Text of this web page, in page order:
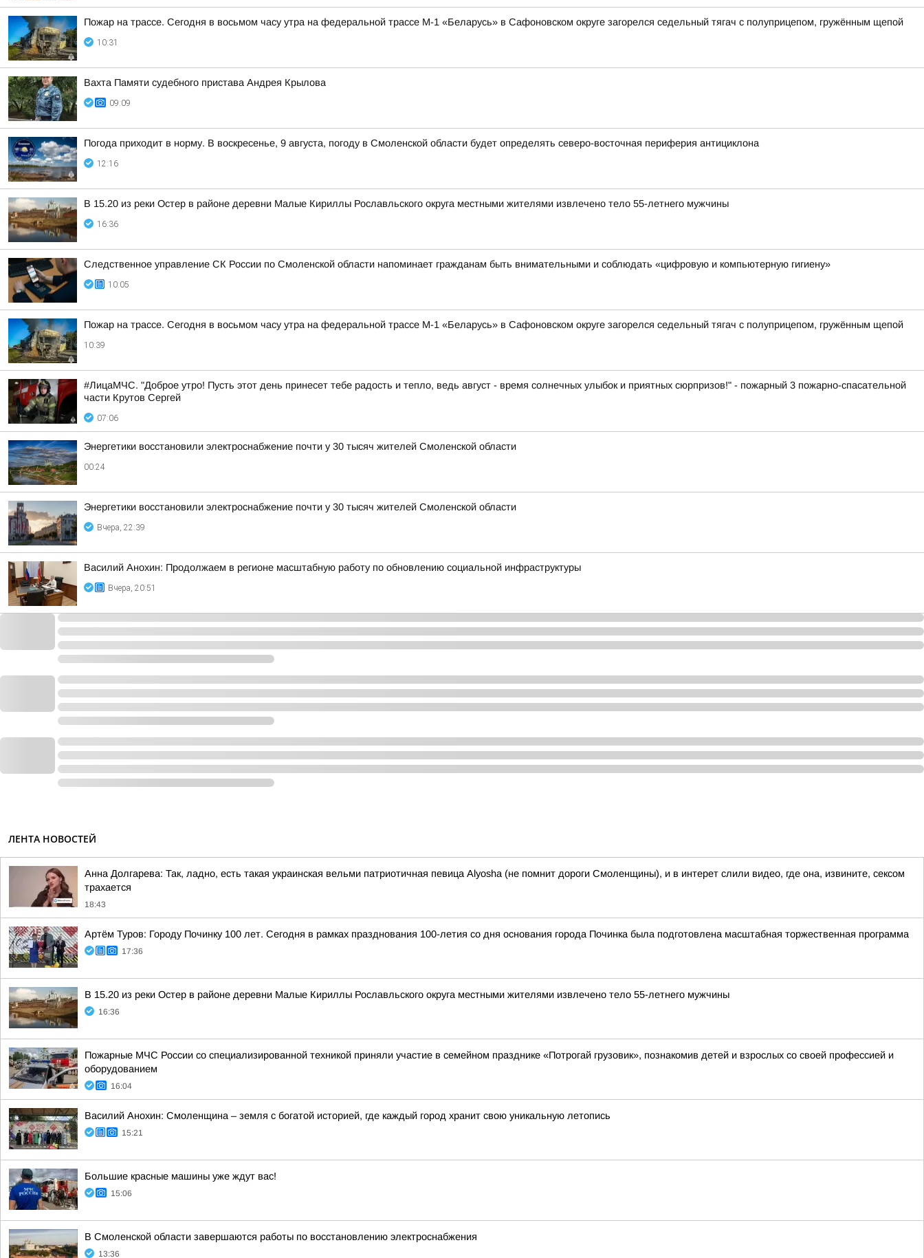
Пожар на трассе. Сегодня в восьмом часу утра на федеральной трассе М-1 «Беларусь» в Сафоновском округе загорелся седельный тягач с полуприцепом, гружённым щепой
10:31
Вахта Памяти судебного пристава Андрея Крылова
09:09
Погода приходит в норму. В воскресенье, 9 августа, погоду в Смоленской области будет определять северо-восточная периферия антициклона
12:16
В 15.20 из реки Остер в районе деревни Малые Кириллы Рославльского округа местными жителями извлечено тело 55-летнего мужчины
16:36
Следственное управление СК России по Смоленской области напоминает гражданам быть внимательными и соблюдать «цифровую и компьютерную гигиену»
10:05
Пожар на трассе. Сегодня в восьмом часу утра на федеральной трассе М-1 «Беларусь» в Сафоновском округе загорелся седельный тягач с полуприцепом, гружённым щепой
10:39
#ЛицаМЧС. "Доброе утро! Пусть этот день принесет тебе радость и тепло, ведь август - время солнечных улыбок и приятных сюрпризов!" - пожарный 3 пожарно-спасательной
части Крутов Сергей
07:06
Энергетики восстановили электроснабжение почти у 30 тысяч жителей Смоленской области
00:24
Энергетики восстановили электроснабжение почти у 30 тысяч жителей Смоленской области
Вчера, 22:39
Василий Анохин: Продолжаем в регионе масштабную работу по обновлению социальной инфраструктуры
Вчера, 20:51
ЛЕНТА НОВОСТЕЙ
Анна Долгарева: Так, ладно, есть такая украинская вельми патриотичная певица Alyosha (не помнит дороги Смоленщины), и в интерет слили видео, где она, извините, сексом
трахается
18:43
Артём Туров: Городу Починку 100 лет. Сегодня в рамках празднования 100-летия со дня основания города Починка была подготовлена масштабная торжественная программа
17:36
В 15.20 из реки Остер в районе деревни Малые Кириллы Рославльского округа местными жителями извлечено тело 55-летнего мужчины
16:36
Пожарные МЧС России со специализированной техникой приняли участие в семейном празднике «Потрогай грузовик», познакомив детей и взрослых со своей профессией и
оборудованием
16:04
Василий Анохин: Смоленщина – земля с богатой историей, где каждый город хранит свою уникальную летопись
15:21
Большие красные машины уже ждут вас!
15:06
В Смоленской области завершаются работы по восстановлению электроснабжения
13:36